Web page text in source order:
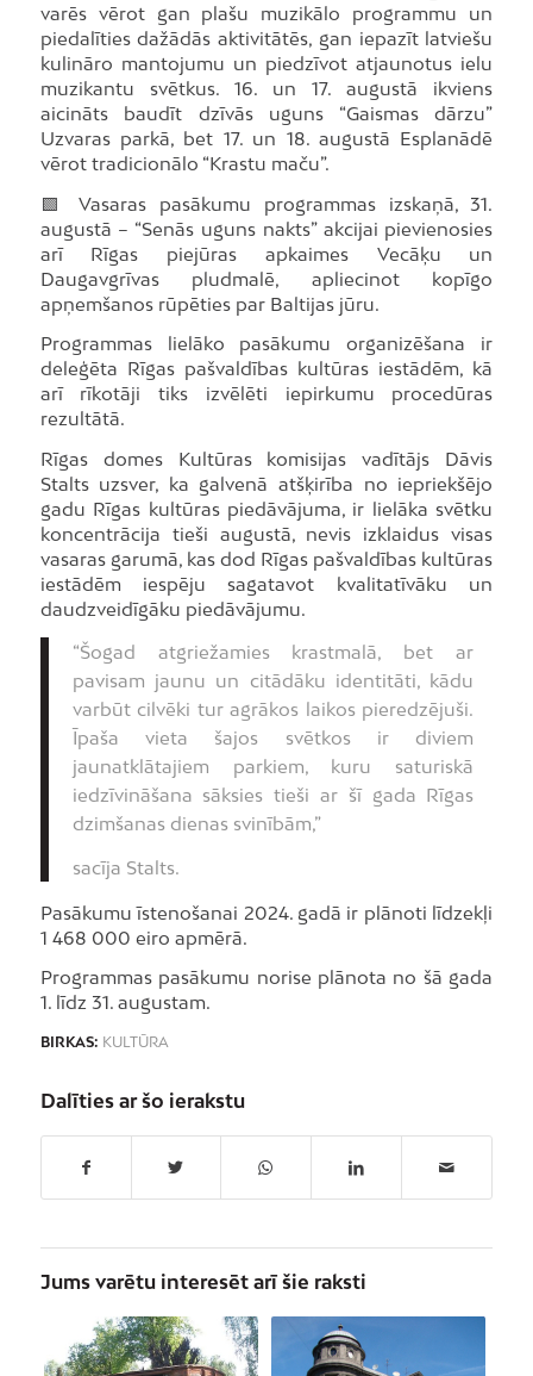
varēs vērot gan plašu muzikālo programmu un
piedalīties dažādās aktivitātēs, gan iepazīt latviešu
kulināro mantojumu un piedzīvot atjaunotus ielu
muzikantu svētkus. 16. un 17. augustā ikviens
aicināts baudīt dzīvās uguns “Gaismas dārzu”
Uzvaras parkā, bet 17. un 18. augustā Esplanādē
vērot tradicionālo “Krastu maču”.
🟩 Vasaras pasākumu programmas izskaņā, 31.
augustā – “Senās uguns nakts” akcijai pievienosies
arī Rīgas piejūras apkaimes Vecāķu un
Daugavgrīvas pludmalē, apliecinot kopīgo
apņemšanos rūpēties par Baltijas jūru.
Programmas lielāko pasākumu organizēšana ir
deleģēta Rīgas pašvaldības kultūras iestādēm, kā
arī rīkotāji tiks izvēlēti iepirkumu procedūras
rezultātā.
Rīgas domes Kultūras komisijas vadītājs Dāvis
Stalts uzsver, ka galvenā atšķirība no iepriekšējo
gadu Rīgas kultūras piedāvājuma, ir lielāka svētku
koncentrācija tieši augustā, nevis izklaidus visas
vasaras garumā, kas dod Rīgas pašvaldības kultūras
iestādēm iespēju sagatavot kvalitatīvāku un
daudzveidīgāku piedāvājumu.
“Šogad atgriežamies krastmalā, bet ar
pavisam jaunu un citādāku identitāti, kādu
varbūt cilvēki tur agrākos laikos pieredzējuši.
Īpaša vieta šajos svētkos ir diviem
jaunatklātajiem parkiem, kuru saturiskā
iedzīvināšana sāksies tieši ar šī gada Rīgas
dzimšanas dienas svinībām,”
sacīja Stalts.
Pasākumu īstenošanai 2024. gadā ir plānoti līdzekļi
1 468 000 eiro apmērā.
Programmas pasākumu norise plānota no šā gada
1. līdz 31. augustam.
BIRKAS: KULTŪRA
Dalīties ar šo ierakstu
Jums varētu interesēt arī šie raksti